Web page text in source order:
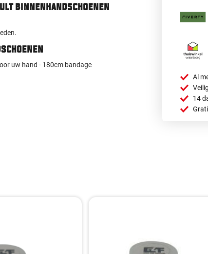
Al
14
binnenhandschoenen
uw hand - 180cm bandage